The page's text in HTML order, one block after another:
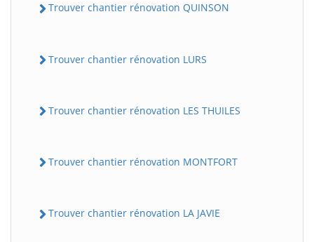
Trouver chantier rénovation QUINSON
Trouver chantier rénovation LURS
Trouver chantier rénovation LES THUILES
Trouver chantier rénovation MONTFORT
Trouver chantier rénovation LA JAVIE